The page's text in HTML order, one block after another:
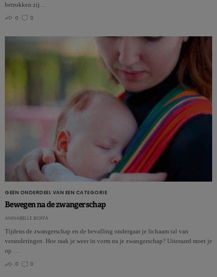
betrokken zij…
0
0
GEEN ONDERDEEL VAN EEN CATEGORIE
Bewegen na de zwangerschap
ANNABELLE BOFFA
Tijdens de zwangerschap en de bevalling ondergaat je lichaam tal van
veranderingen. Hoe raak je weer in vorm na je zwangerschap? Uiteraard moet je
op …
0
0